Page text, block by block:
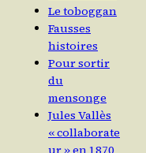
Le toboggan
Fausses
histoires
Pour sortir
du
mensonge
Jules Vallès
« collaborate